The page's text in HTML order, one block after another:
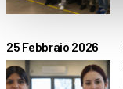
25 Febbraio 2026